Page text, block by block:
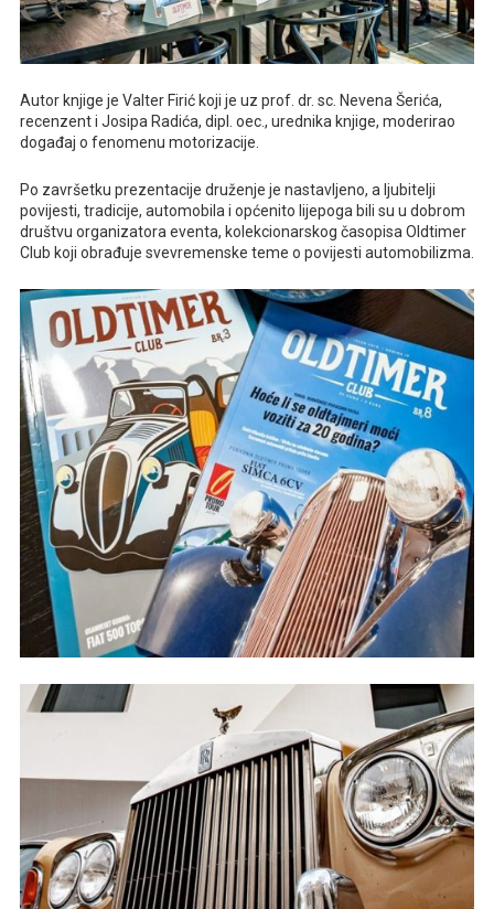
Autor knjige je Valter Firić koji je uz prof. dr. sc. Nevena Šerića,
recenzent i Josipa Radića, dipl. oec., urednika knjige, moderirao
događaj o fenomenu motorizacije.
Po završetku prezentacije druženje je nastavljeno, a ljubitelji
povijesti, tradicije, automobila i općenito lijepoga bili su u dobrom
društvu organizatora eventa, kolekcionarskog časopisa Oldtimer
Club koji obrađuje svevremenske teme o povijesti automobilizma.